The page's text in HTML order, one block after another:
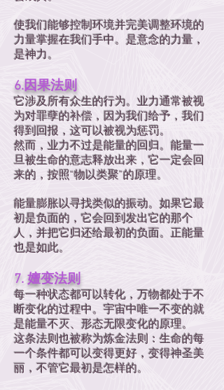
使我们能够控制环境并完美调整环境的
力量掌握在我们手中。是意念的力量，
是神力。
6.因果法则
它涉及所有众生的行为。业力通常被视
为对罪孽的补偿，因为我们给予，我们
得到回报，这可以被视为惩罚。
然而，业力不过是能量的回归。能量一
旦被生命的意志释放出来，它一定会回
来的，按照“物以类聚”的原理。
能量膨胀以寻找类似的振动。如果它最
初是负面的，它会回到发出它的那个
人，并把它归还给最初的负面。正能量
也是如此。
7. 嬗变法则
每一种状态都可以转化，万物都处于不
断变化的过程中。宇宙中唯一不变的就
是能量不灭、形态无限变化的原理。
这条法则也被称为炼金法则：生命的每
一个条件都可以变得更好，变得神圣美
丽，不管它最初是怎样的。